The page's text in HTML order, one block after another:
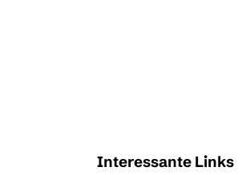
Interessante Links